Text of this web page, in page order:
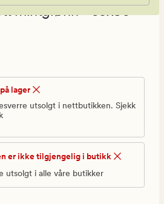
en
mintgrønn - 65x80
lager
utsolgt i nettbutikken. Sjekk
er ikke tilgjengelig i butikk
utsolgt i alle våre butikker